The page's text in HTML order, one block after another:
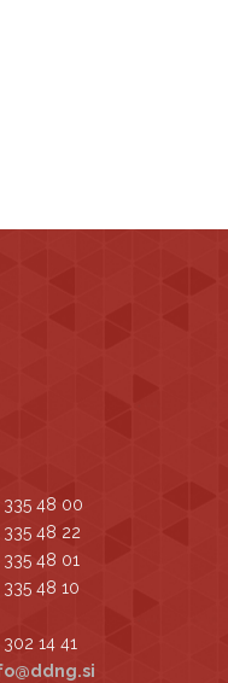
335 48 00
335 48 22
335 48 01
335 48 10
302 14 41